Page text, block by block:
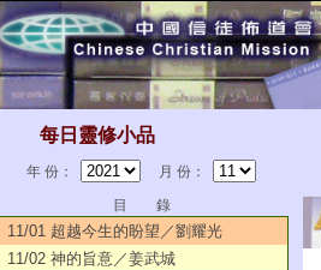
每日靈修小品
年 份：
月 份：
目 錄
11/01 超越今生的盼望／劉耀光
11/02 神的旨意／姜武城